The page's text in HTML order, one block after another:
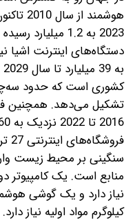
۱۴۰۵ / شاخص افزایشی شد +
2023 به 1.2
کشوری است که حدود
تشکیل می‌دهد. همچنین
فروشگاه‌های اینترنتی 27 تریلیون دلار است.
سنگینی بر محیط زیست